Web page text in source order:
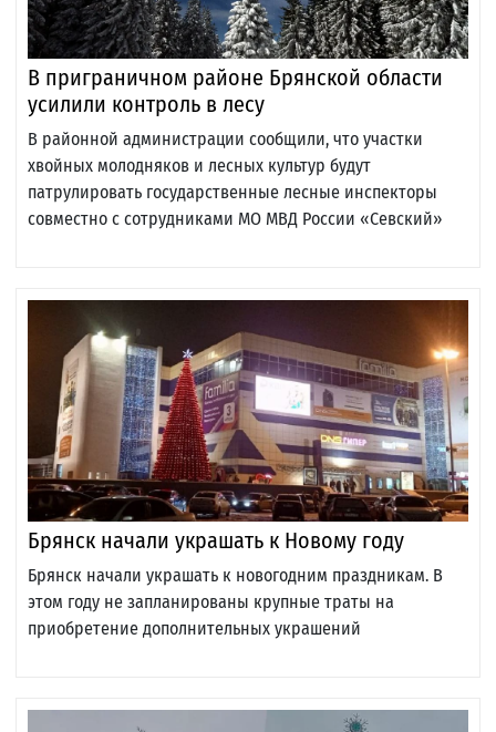
В приграничном районе Брянской области
усилили контроль в лесу
В районной администрации сообщили, что участки
хвойных молодняков и лесных культур будут
патрулировать государственные лесные инспекторы
совместно с сотрудниками МО МВД России «Севский»
Брянск начали украшать к Новому году
Брянск начали украшать к новогодним праздникам. В
этом году не запланированы крупные траты на
приобретение дополнительных украшений